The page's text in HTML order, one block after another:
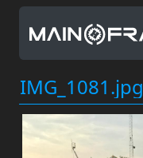
IMG_1081.jpg